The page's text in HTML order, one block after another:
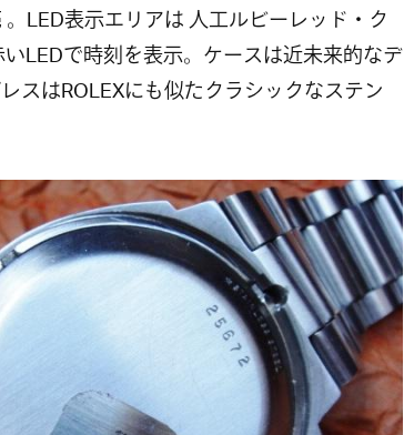
LED表示エリアは 人工ルビーレッド・ク
LEDで時刻を表示。ケースは近未来的なデ
スはROLEXにも似たクラシックなステン